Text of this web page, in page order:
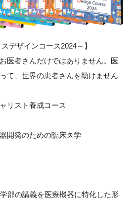
デザインコース2024～】
医者さんだけではありません。医
て、世界の患者さんを助けません
リスト養成コース
開発のための臨床医学
部の講義を医療機器に特化した形